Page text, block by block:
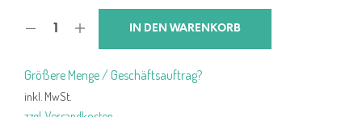
6,99 € 5,99 €.
IN DEN WARENKORB
Größere Menge / Geschäftsauftrag?
inkl. MwSt.